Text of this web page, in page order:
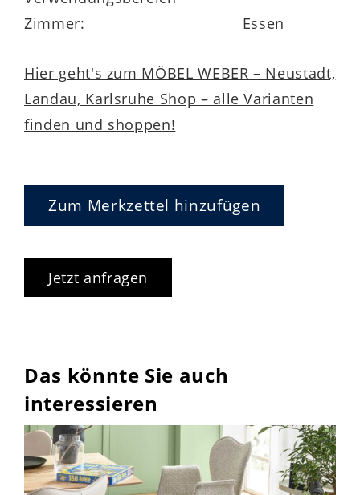
Zimmer:
Essen
Hier geht's zum MÖBEL WEBER – Neustadt,
Landau, Karlsruhe Shop – alle Varianten
finden und shoppen!
Zum Merkzettel hinzufügen
Jetzt anfragen
Das könnte Sie auch
interessieren